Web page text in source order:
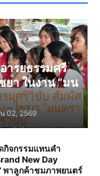
ารยธรรมศรี
า ในงาน “มน
02, 2569
กิจกรรมแทนคำ
New Day
พาลูกค้าชมภาพยนตร์